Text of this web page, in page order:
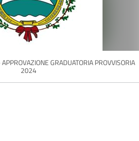
GRADUATORIA PROVVISORIA
2024